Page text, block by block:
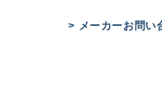
> メーカーお問い